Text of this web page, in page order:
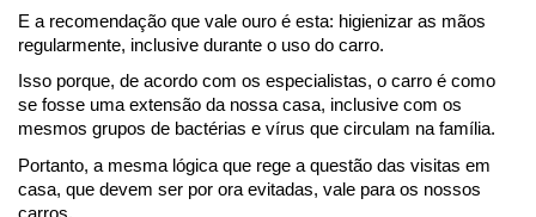
E a recomendação que vale ouro é esta: higienizar as mãos
regularmente, inclusive durante o uso do carro.
Isso porque, de acordo com os especialistas, o carro é como
se fosse uma extensão da nossa casa, inclusive com os
mesmos grupos de bactérias e vírus que circulam na família.
Portanto, a mesma lógica que rege a questão das visitas em
casa, que devem ser por ora evitadas, vale para os nossos